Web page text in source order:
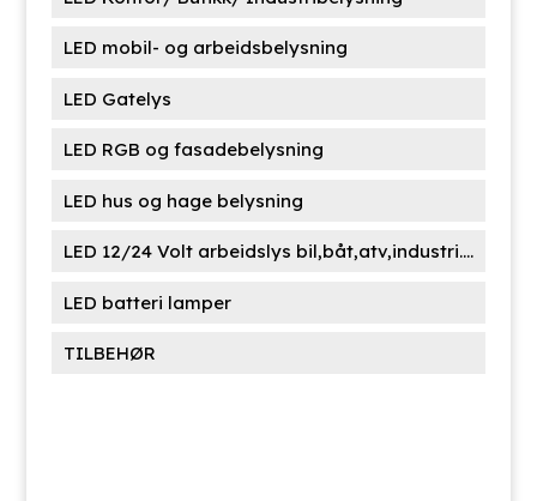
LED mobil- og arbeidsbelysning
LED Gatelys
LED RGB og fasadebelysning
LED hus og hage belysning
LED 12/24 Volt arbeidslys bil,båt,atv,industri....
LED batteri lamper
TILBEHØR